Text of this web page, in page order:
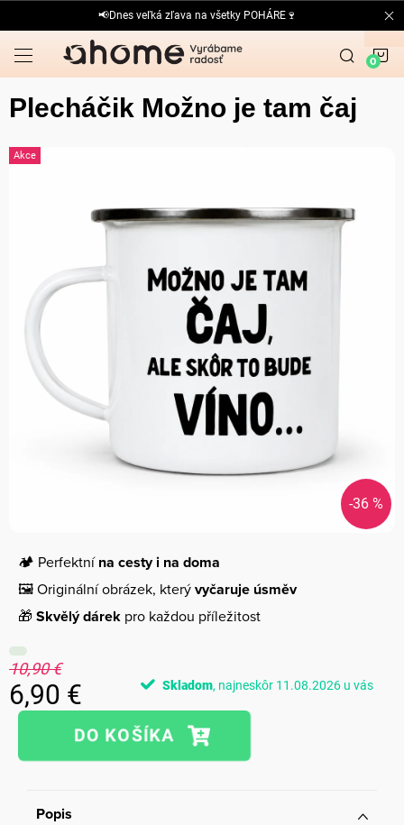
na
obsah
📢Dnes veľká zľava na všetky POHÁRE🍷
Plecháčik Možno je tam čaj
Akce
-36 %
🏕️ Perfektnína cesty i na doma
🖼️ Originální obrázek, kterývyčaruje úsměv
🎁 Skvělý dárek pro každou příležitost
10,90 €
6,90 €
Jednotková
Skladom 11.08.2026
Popis